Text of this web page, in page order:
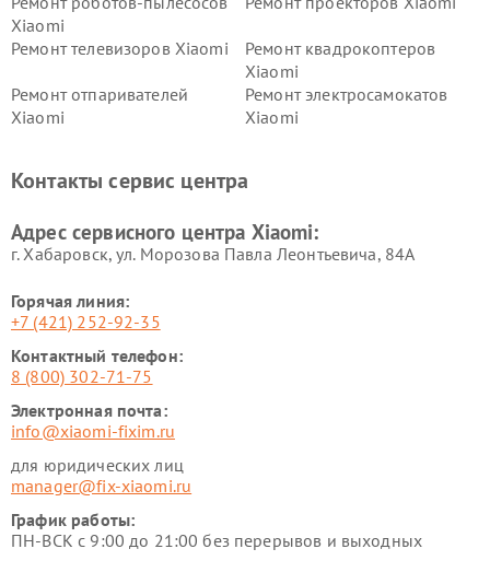
Xiaomi
Ремонт телевизоров Xiaomi
Ремонт квадрокоптеров
Xiaomi
Ремонт отпаривателей
Xiaomi
Ремонт электросамокатов
Xiaomi
Ремонт стиральных машин
Ремонт смарт-часов Xiaomi
Контакты сервис центра
Адрес сервисного центра Xiaomi:
г. Хабаровск, ул. Морозова Павла Леонтьевича, 84А
Горячая линия:
+7 (421) 252-92-35
Контактный телефон:
8 (800) 302-71-75
Электронная почта:
info@xiaomi-fixim.ru
для юридических лиц
manager@fix-xiaomi.ru
График работы:
ПН-ВСК с 9:00 до 21:00 без перерывов и выходных